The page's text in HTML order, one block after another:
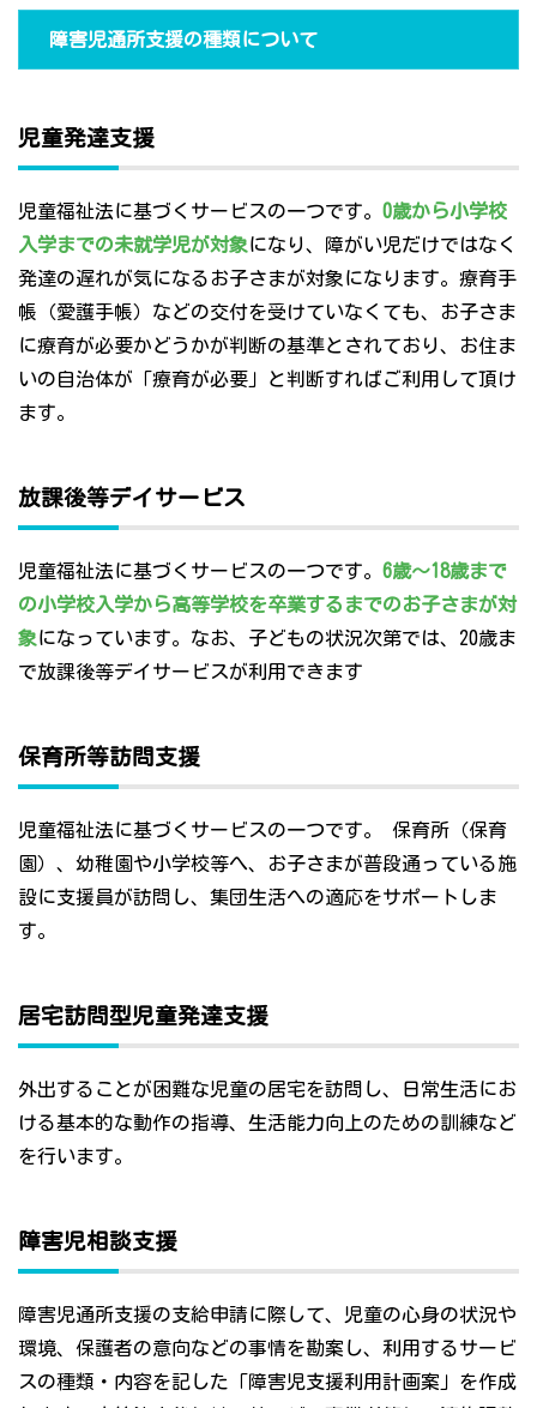
障害児通所支援の種類について
児童発達支援
児童福祉法に基づくサービスの一つです。 0歳から小学校
入学までの未就学児が対象になり、障がい児だけではなく
発達の遅れが気になるお子さまが対象になります。療育手
帳（愛護手帳）などの交付を受けていなくても、お子さま
に療育が必要かどうかが判断の基準とされており、お住ま
いの自治体が「療育が必要」と判断すればご利用して頂け
ます。
放課後等デイサービス
児童福祉法に基づくサービスの一つです。 6歳～18歳まで
の小学校入学から高等学校を卒業するまでのお子さまが対
象になっています。なお、子どもの状況次第では、20歳ま
で放課後等デイサービスが利用できます
保育所等訪問支援
児童福祉法に基づくサービスの一つです。 保育所（保育
園）、幼稚園や小学校等へ、お子さまが普段通っている施
設に支援員が訪問し、集団生活への適応をサポートしま
す。
居宅訪問型児童発達支援
外出することが困難な児童の居宅を訪問し、日常生活にお
ける基本的な動作の指導、生活能力向上のための訓練など
を行います。
障害児相談支援
障害児通所支援の支給申請に際して、児童の心身の状況や
環境、保護者の意向などの事情を勘案し、利用するサービ
スの種類・内容を記した「障害児支援利用計画案」を作成